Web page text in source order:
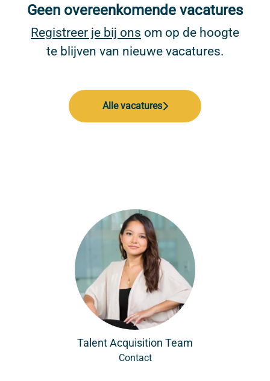
Geen overeenkomende vacatures
Registreer je bij ons om op de hoogte
te blijven van nieuwe vacatures.
Alle vacatures
Talent Acquisition Team
Contact